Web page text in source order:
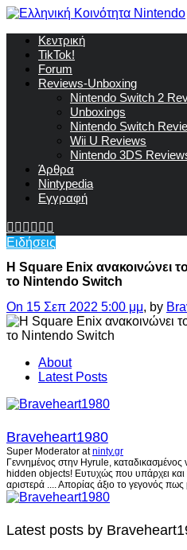
Κεντρική
TikTok!
Forum
Reviews-Unboxing
Nintendo Switch 2
Unboxings
Nintendo Switch
Wii U Reviews
Nintendo 3DS
Άρθρα
Nintypedia
Εγγραφή
Ειδήσεις
Η Square Enix ανακοινώνει
το Nintendo Switch
On 15 Σεπ 2022 5:00 μμ, by
About
Latest Posts
Braveheart1980
Super Moderator atninty.gr
Γεννημένος στην Hyrule, καταδικασμένος
hidden objects! Ευτυχώς που υπάρχει
αριστερά .... Απορίας άξιο το γεγονός πως
Latest posts by